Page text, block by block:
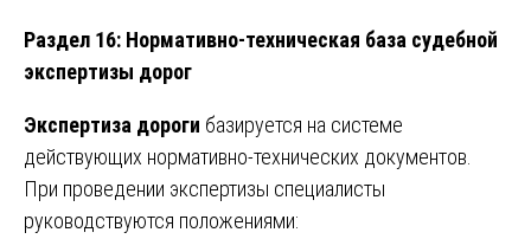
Раздел 16: Нормативно-техническая база судебной
экспертизы дорог
Экспертиза дороги базируется на системе
действующих нормативно-технических документов.
При проведении экспертизы специалисты
руководствуются положениями: